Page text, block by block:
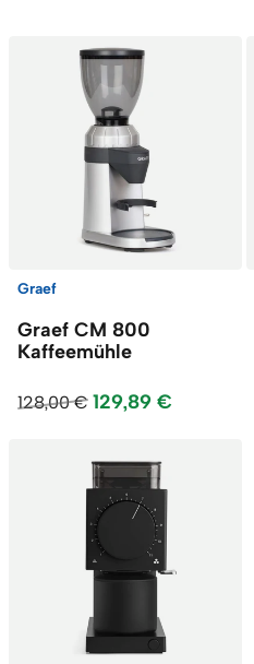
Graef
Graef CM 800
Kaffeemühle
128,00 € 129,89 €